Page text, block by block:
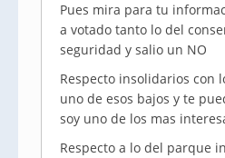
Pues mira para tu
a votado tanto lo del
seguridad y salio un NO
Respecto insolidarios con
uno de esos bajos y te
soy uno de los mas
Respecto a lo del parque